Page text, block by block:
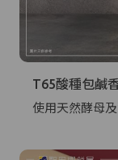
T65酸種包鹹
使用天然酵母